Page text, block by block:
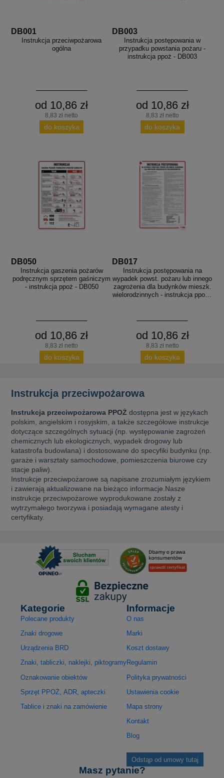
DB001
Instrukcja przeciwpożarowa
ogólna
od 10,86 zł
8,83 zł netto
do koszyka
DB003
Instrukcja postępowania w
przypadku powstania pożaru -
instrukcja ppoż - DB003
od 10,86 zł
8,83 zł netto
do koszyka
DB050
Instrukcja gaszenia pożarów
podręcznym sprzętem gaśniczym
- instrukcja ppoż - DB050
od 10,86 zł
8,83 zł netto
do koszyka
DB017
Instrukcja postępowania na
wypadek powst. pożaru lub innego
zagrożenia dla budynków mieszk.
wielorodzinnych - instrukcja ppoż -
od 10,86 zł
8,83 zł netto
do koszyka
Instrukcja przeciwpożarowa
Instrukcja przeciwpożarowa PPOŻ dostępna jest w językach
polskim, angielskim i rosyjskim, a także szczegółowe instrukcje
dotyczące szczególnych sytuacji (np. występowanie zagrożeń
chemicznych lub ekologicznych, wypadek drogowy lub
katastrofa budowlana) i dostosowane do specyfiki budynku (np.
garaże i warsztaty samochodowe, pomieszczenia biurowe czy
stacje paliw).
Instrukcje przeciwpożarowe są napisane zrozumiałym językiem
i zawierają aktualizowane na bieżąco informacje. Nasze
instrukcje przeciwpożarowe wyprodukowane zostały z
wytrzymałego tworzywa i posiadają wymagane atesty i
certyfikaty.
Kategorie
Polecane produkty
Znaki drogowe
Urządzenia BRD
Znaki, tabliczki, naklejki, piktogramy
Oznakowanie obiektów
Sprzęt PPOŻ, ADR, apteczki
Tablice i znaki na zamówienie
Informacje
O nas
Marki
Koszt dostawy
Regulamin
Polityka prywatności
Ustawienia cookie
Mapa strony
Kontakt
Blog
Odstąp od umowy tutaj
Masz pytanie?